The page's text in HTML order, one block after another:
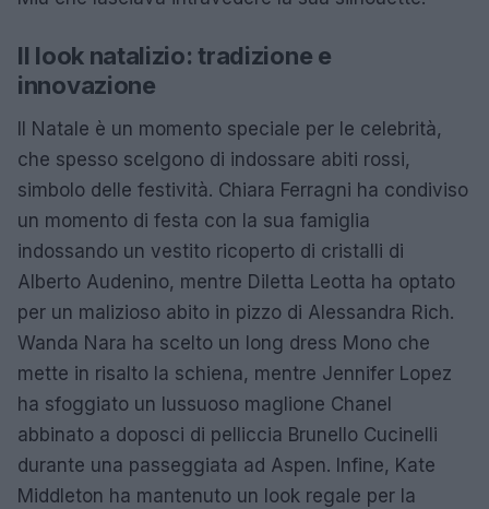
Il look natalizio: tradizione e
innovazione
Il Natale è un momento speciale per le celebrità,
che spesso scelgono di indossare abiti rossi,
simbolo delle festività. Chiara Ferragni ha condiviso
un momento di festa con la sua famiglia
indossando un vestito ricoperto di cristalli di
Alberto Audenino, mentre Diletta Leotta ha optato
per un malizioso abito in pizzo di Alessandra Rich.
Wanda Nara ha scelto un long dress Mono che
mette in risalto la schiena, mentre Jennifer Lopez
ha sfoggiato un lussuoso maglione Chanel
abbinato a doposci di pelliccia Brunello Cucinelli
durante una passeggiata ad Aspen. Infine, Kate
Middleton ha mantenuto un look regale per la